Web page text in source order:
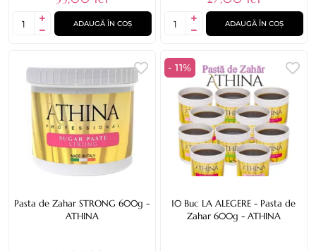
ADAUGĂ ÎN COȘ ADAUGĂ ÎN COȘ
Pasta de Zahar STRONG 600g -
ATHINA
- 11%
10 Buc LA ALEGERE - Pasta de
Zahar 600g - ATHINA